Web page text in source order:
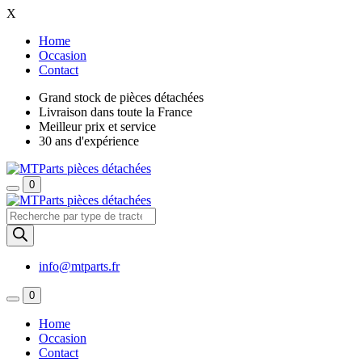
X
Home
Occasion
Contact
Grand stock de pièces détachées
Livraison dans toute la France
Meilleur prix et service
30 ans d'expérience
0
Recherche
de
produits
info@mtparts.fr
0
Home
Occasion
Contact